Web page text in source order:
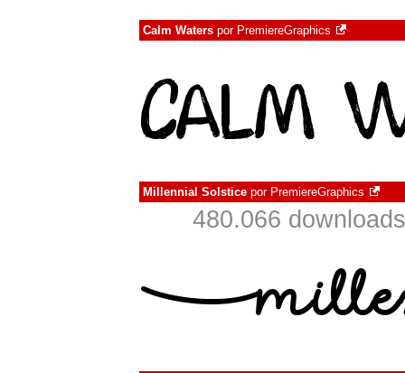
Calm Waters por PremiereGraphics
Millennial Solstice por PremiereGraphics
480.066